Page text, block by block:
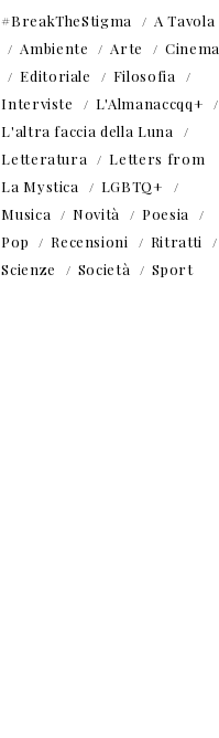
#BreakTheStigma
A Tavola
Ambiente
Arte
Cinema
Editoriale
Filosofia
Interviste
L'Almanaccqq+
L'altra faccia della Luna
Letteratura
Letters from
La Mystica
LGBTQ+
Musica
Novità
Poesia
Pop
Recensioni
Ritratti
Scienze
Società Sport